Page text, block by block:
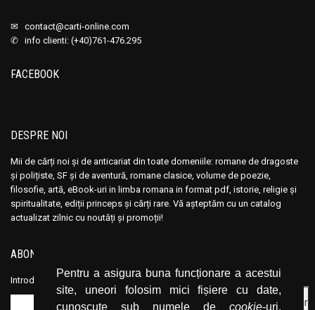
Pentru a asigura buna funcționare a acestui
site, uneori folosim mici fișiere cu date,
cunoscute sub numele de cookie-uri.
✉ contact@carti-online.com
✆ info clienti: (+40)761-476.295
FACEBOOK
DESPRE NOI
Mii de cărți noi și de anticariat din toate domeniile: romane de dragoste
și polițiste, SF și de aventură, romane clasice, volume de poezie,
filosofie, artă, eBook-uri in limba romana in format pdf, istorie, religie și
spiritualitate, ediții princeps și cărți rare. Vă așteptăm cu un catalog
actualizat zilnic cu noutăți și promoții!
ABONEAZĂ-TE LA NEWSLETTER
Introduceți adresa dvs. de email și dați click pe butonul de abonare.